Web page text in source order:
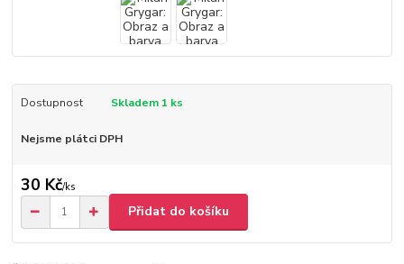
Dostupnost Skladem 1 ks
Nejsme plátci DPH
30 Kč/ks
Přidat do košíku